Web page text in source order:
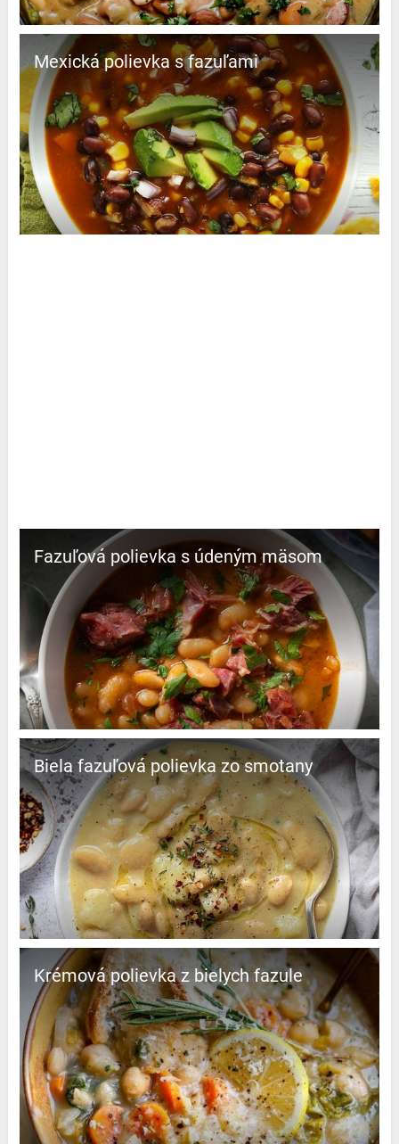
Mexická polievka s fazuľami
Fazuľová polievka s údeným mäsom
Biela fazuľová polievka zo smotany
Krémová polievka z bielych fazule